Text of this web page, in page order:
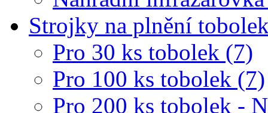
Strojky na plnění
Pro 30 ks tobolek (7)
Pro 100 ks tobolek (7)
Pro 200 ks tobolek -